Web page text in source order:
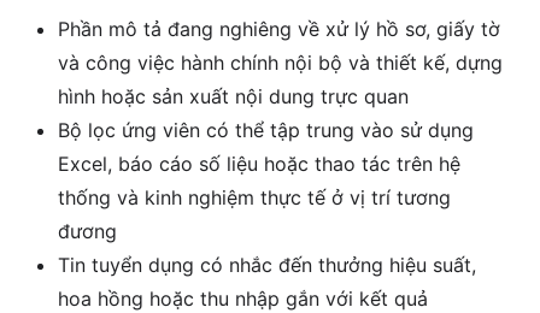
Phần mô tả đang nghiêng về xử lý hồ sơ, giấy tờ
và công việc hành chính nội bộ và thiết kế, dựng
hình hoặc sản xuất nội dung trực quan
Bộ lọc ứng viên có thể tập trung vào sử dụng
Excel, báo cáo số liệu hoặc thao tác trên hệ
thống và kinh nghiệm thực tế ở vị trí tương
đương
Tin tuyển dụng có nhắc đến thưởng hiệu suất,
hoa hồng hoặc thu nhập gắn với kết quả